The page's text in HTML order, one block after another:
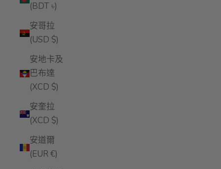
(BDT ৳)
安哥拉
(USD $)
安地卡及
巴布達
(XCD $)
安奎拉
(XCD $)
安道爾
(EUR €)